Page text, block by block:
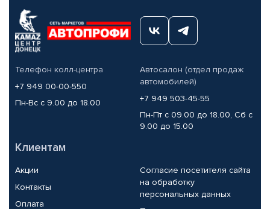
Телефон колл-центра
+7 949 00-00-550
Пн-Вс с 9.00 до 18.00
Автосалон (отдел продаж
автомобилей)
+7 949 503-45-55
Пн-Пт с 09.00 до 18.00, Сб с
9.00 до 15.00
Клиентам
Акции
Контакты
Оплата
Согласие посетителя сайта
на обработку
персональных данных